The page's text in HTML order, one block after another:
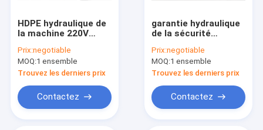
HDPE hydraulique de
la machine 220V
par fusion du bout
50HZ avec le chariot
Prix:negotiable
MOQ:1 ensemble
Trouvez les derniers prix
Contactez
garantie hydraulique
de la sécurité
machine 800MM de
soudure par fusion
de tuyau du pe 415V
Prix:negotiable
MOQ:1 ensemble
Trouvez les derniers prix
Contactez